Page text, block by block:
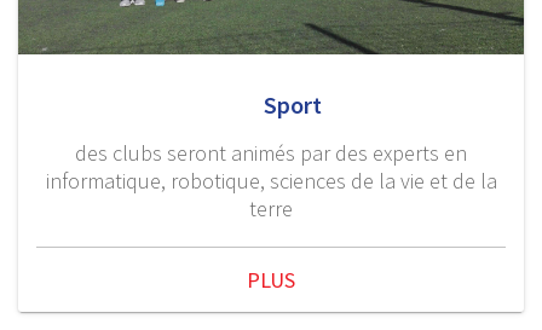
Sport
des clubs seront animés par des experts en
informatique, robotique, sciences de la vie et de la
terre
PLUS